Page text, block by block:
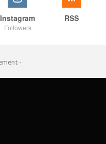
Instagram
Followers
RSS